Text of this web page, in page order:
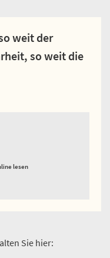
weit der
so weit die
lesen
Sie hier: